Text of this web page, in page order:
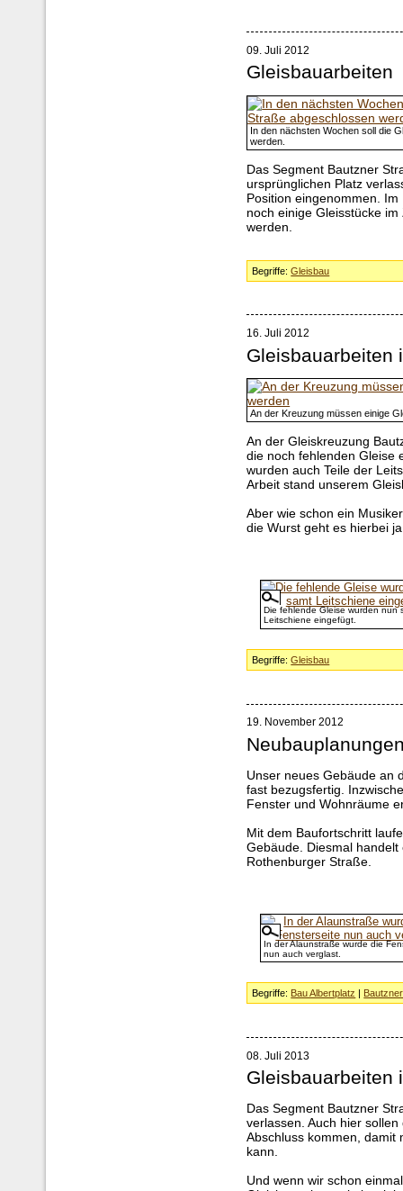
09. Juli 2012
Gleisbauarbeiten
In den nächsten Wochen soll die
werden.
Das Segment Bautzner
ursprünglichen Platz
Position eingenommen.
noch einige Gleisstücke
werden.
Begriffe:Gleisbau
16. Juli 2012
Gleisbauarbeiten
An der Kreuzung müssen einige
An der Gleiskreuzung
die noch fehlenden Gleise
wurden auch Teile der
Arbeit stand unserem
Aber wie schon ein
die Wurst geht es hierbei
Die fehlende Gleise wurden nun
Leitschiene eingefügt.
Begriffe:Gleisbau
19. November 2012
Unser neues Gebäude an
fast bezugsfertig.
Fenster und Wohnräume
Mit dem Baufortschritt
Gebäude. Diesmal
Rothenburger Straße.
In der Alaunstraße wurde die
nun auch verglast.
Begriffe: Bau Albertplatz
08. Juli 2013
Gleisbauarbeiten
Das Segment Bautzner
verlassen. Auch hier
Abschluss kommen,
kann.
Und wenn wir schon